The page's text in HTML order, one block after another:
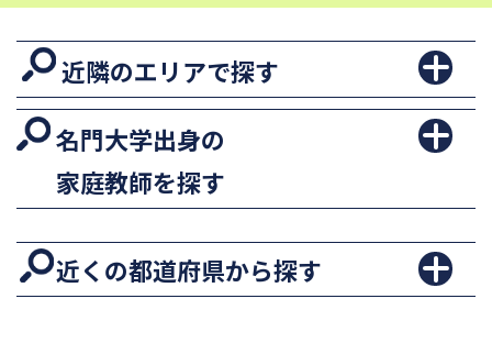
近隣のエリアで探す
名門大学出身の
家庭教師を探す
近くの都道府県から探す